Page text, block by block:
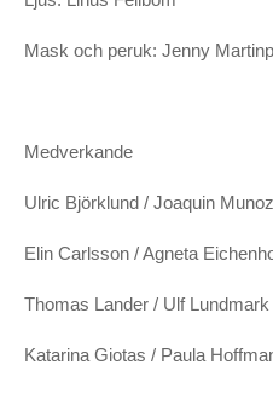
UTSTÄLLNING
…and it’s gone – Det
1992
Mask och peruk: Jenny
Medverkande
Ulric Björklund / Joaquin Munoz
Elin Carlsson / Agneta
Thomas Lander / Ulf Lundmark
Katarina Giotas / Paula